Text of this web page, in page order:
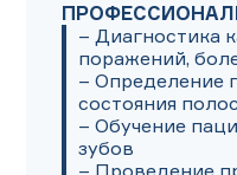
– Диагностика
поражений,
– Определение
состояния
– Обучение
зубов
– Проведение